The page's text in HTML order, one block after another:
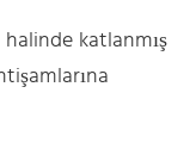
katlanmış